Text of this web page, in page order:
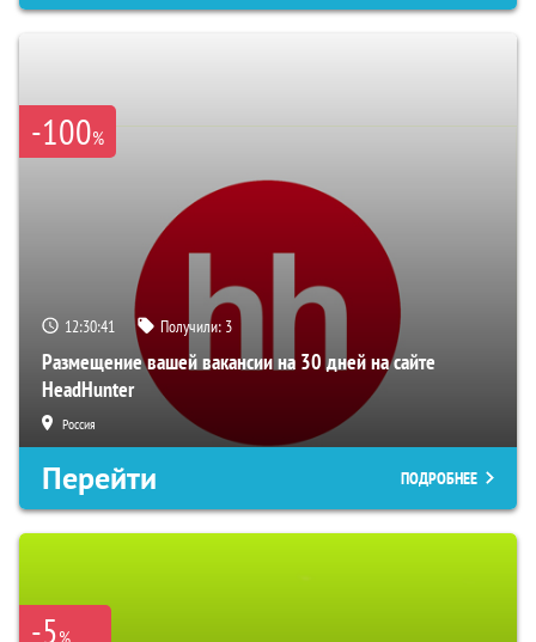
-100%
12:30:40 Получили: 3
Размещение вашей вакансии на 30 дней на сайте
HeadHunter
Россия
Перейти ПОДРОБНЕЕ
-5%